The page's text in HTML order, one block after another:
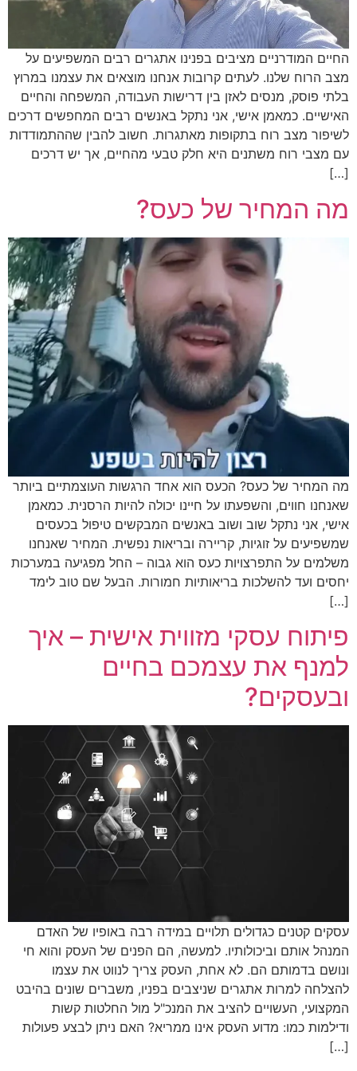
החיים המודרניים מציבים בפנינו אתגרים רבים המשפיעים על
מצב הרוח שלנו. לעתים קרובות אנחנו מוצאים את עצמנו במרוץ
בלתי פוסק, מנסים לאזן בין דרישות העבודה, המשפחה והחיים
האישיים. כמאמן אישי, אני נתקל באנשים רבים המחפשים דרכים
לשיפור מצב רוח בתקופות מאתגרות. חשוב להבין שההתמודדות
עם מצבי רוח משתנים היא חלק טבעי מהחיים, אך יש דרכים
[…]
מה המחיר של כעס?
מה המחיר של כעס? הכעס הוא אחד הרגשות העוצמתיים ביותר
שאנחנו חווים, והשפעתו על חיינו יכולה להיות הרסנית. כמאמן
אישי, אני נתקל שוב ושוב באנשים המבקשים טיפול בכעסים
שמשפיעים על זוגיות, קריירה ובריאות נפשית. המחיר שאנחנו
משלמים על התפרצויות כעס הוא גבוה – החל מפגיעה במערכות
יחסים ועד להשלכות בריאותיות חמורות. הבעל שם טוב לימד
[…]
פיתוח עסקי מזווית אישית – איך
למנף את עצמכם בחיים
ובעסקים?
עסקים קטנים כגדולים תלויים במידה רבה באופיו של האדם
המנהל אותם וביכולותיו. למעשה, הם הפנים של העסק והוא חי
ונושם בדמותם הם. לא אחת, העסק צריך לנווט את עצמו
להצלחה למרות אתגרים שניצבים בפניו, משברים שונים בהיבט
המקצועי, העשויים להציב את המנכ"ל מול החלטות קשות
ודילמות כמו: מדוע העסק אינו ממריא? האם ניתן לבצע פעולות
[…]